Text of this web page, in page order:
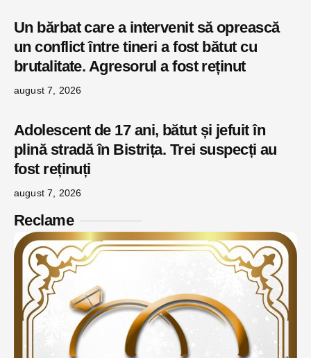
Un bărbat care a intervenit să oprească
un conflict între tineri a fost bătut cu
brutalitate. Agresorul a fost reținut
august 7, 2026
Adolescent de 17 ani, bătut și jefuit în
plină stradă în Bistrița. Trei suspecți au
fost reținuți
august 7, 2026
Reclame